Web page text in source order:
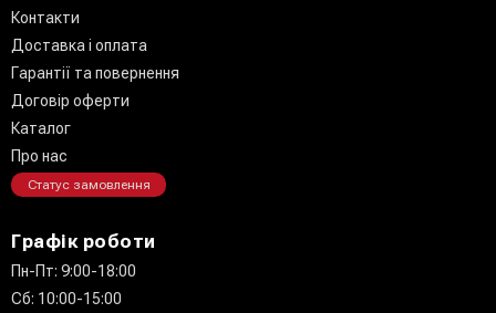
Контакти
Доставка і оплата
Гарантії та повернення
Договір оферти
Каталог
Про нас
Статус замовлення
Графік роботи
Пн-Пт: 9:00-18:00
Сб: 10:00-15:00